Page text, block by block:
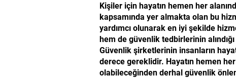
Kişiler için hayatın hemen her
kapsamında yer almakta olan bu
yardımcı olunarak en iyi şekilde
hem de güvenlik tedbirlerinin
Güvenlik şirketlerinin insanların
derece gereklidir. Hayatın hemen
olabileceğinden derhal güvenlik